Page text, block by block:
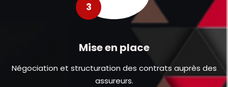
3
Mise en place
Négociation et structuration des contrats auprès des
assureurs.